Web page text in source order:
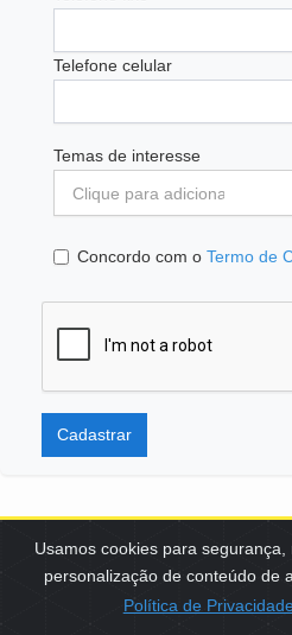
Usamos cookies para
personalização de conteúdo de
Política de Privacidade.
Telefone celular
Temas de interesse
Concordo com o Termo de
Cadastrar
SCES, TRECHO 02, LOTE 22 CEP:
61 3108-7000 / FBB@FBB.ORG.BR